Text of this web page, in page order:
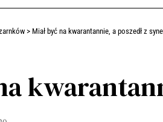
> Miał być na kwarantannie, a poszedł z